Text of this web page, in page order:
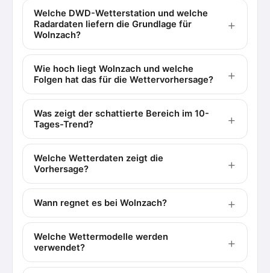
Welche DWD-Wetterstation und welche
Radardaten liefern die Grundlage für
Wolnzach?
Wie hoch liegt Wolnzach und welche
Folgen hat das für die Wettervorhersage?
Was zeigt der schattierte Bereich im 10-
Tages-Trend?
Welche Wetterdaten zeigt die
Vorhersage?
Wann regnet es bei Wolnzach?
Welche Wettermodelle werden
verwendet?